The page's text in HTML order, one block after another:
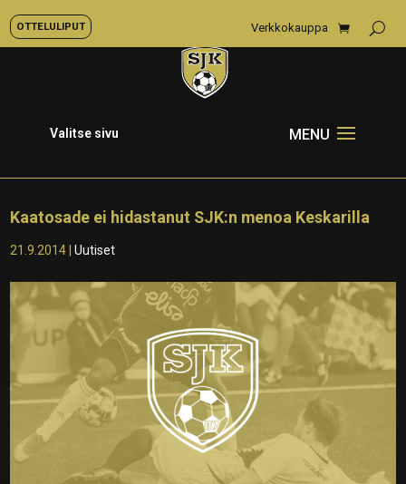
OTTELULIPUT Verkkokauppa
Valitse sivu
Kaatosade ei hidastanut SJK:n menoa Keskarilla
21.9.2014 |Uutiset